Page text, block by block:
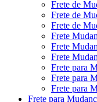
Frete de
Frete de
Frete de
Frete
Frete
Frete
Frete para
Frete para
Frete para
Frete para